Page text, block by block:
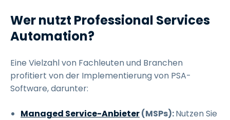
Wer nutzt Professional Services
Automation?
Eine Vielzahl von Fachleuten und Branchen
profitiert von der Implementierung von PSA-
Software, darunter:
Managed Service-Anbieter(MSPs):Nutzen Sie